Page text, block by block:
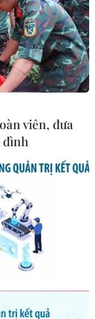
Giáp trong lòng
ra mắt độc giả
giới thiệu
biệt tri ân
viên, đưa
đình